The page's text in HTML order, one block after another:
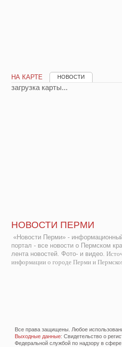
НА КАРТЕ НОВОСТИ
загрузка карты...
НОВОСТИ ПЕРМИ
«Новости Перми» -
портал - все новости о Пермском
лента новостей. Фото- и видео.
информации о городе Перми и
Все права защищены. Любое
Выходные данные: Свидетельство о
Федеральной службой по надзору в